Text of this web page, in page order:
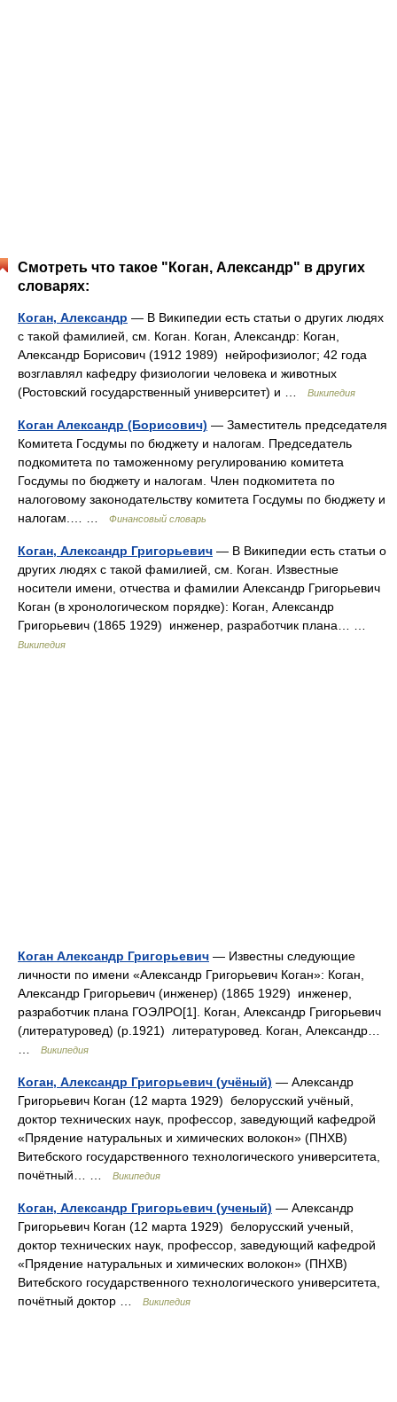
Смотреть что такое "Коган, Александр" в других
словарях:
Коган, Александр — В Википедии есть статьи о других людях
с такой фамилией, см. Коган. Коган, Александр: Коган,
Александр Борисович (1912 1989) нейрофизиолог; 42 года
возглавлял кафедру физиологии человека и животных
(Ростовский государственный университет) и …
Википедия
Коган Александр (Борисович) — Заместитель председателя
Комитета Госдумы по бюджету и налогам. Председатель
подкомитета по таможенному регулированию комитета
Госдумы по бюджету и налогам. Член подкомитета по
налоговому законодательству комитета Госдумы по бюджету и
налогам.… …
Финансовый словарь
Коган, Александр Григорьевич — В Википедии есть статьи о
других людях с такой фамилией, см. Коган. Известные
носители имени, отчества и фамилии Александр Григорьевич
Коган (в хронологическом порядке): Коган, Александр
Григорьевич (1865 1929) инженер, разработчик плана… …
Википедия
Коган Александр Григорьевич — Известны следующие
личности по имени «Александр Григорьевич Коган»: Коган,
Александр Григорьевич (инженер) (1865 1929) инженер,
разработчик плана ГОЭЛРО[1]. Коган, Александр Григорьевич
(литературовед) (р.1921) литературовед. Коган, Александр…
Википедия
Коган, Александр Григорьевич (учёный) — Александр
Григорьевич Коган (12 марта 1929) белорусский учёный,
доктор технических наук, профессор, заведующий кафедрой
«Прядение натуральных и химических волокон» (ПНХВ)
Витебского государственного технологического университета,
почётный… …
Википедия
Коган, Александр Григорьевич (ученый) — Александр
Григорьевич Коган (12 марта 1929) белорусский ученый,
доктор технических наук, профессор, заведующий кафедрой
«Прядение натуральных и химических волокон» (ПНХВ)
Витебского государственного технологического университета,
почётный доктор …
Википедия